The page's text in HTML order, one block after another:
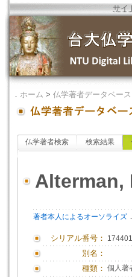
サイ
． ホーム > 仏学著者データベース
仏学著者検索 検索結果
Alterman,
著者本人によるオーソライズ ．
シリアル番号： 174401
別名：
種類： 個人著